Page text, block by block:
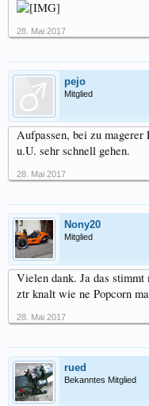
28. Mai 2017
pejo
Mitglied
Aufpassen, bei zu
u.U. sehr schnell gehen.
28. Mai 2017
Nony20
Mitglied
Vielen dank. Ja das
ztr knalt wie ne Popcorn
28. Mai 2017
rued
Bekanntes Mitglied